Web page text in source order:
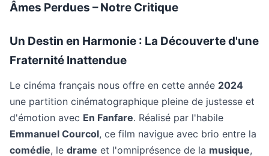
Âmes Perdues – Notre Critique
Un Destin en Harmonie : La Découverte d'une
Fraternité Inattendue
Le cinéma français nous offre en cette année 2024
une partition cinématographique pleine de justesse et
d'émotion avec En Fanfare. Réalisé par l'habile
Emmanuel Courcol, ce film navigue avec brio entre la
comédie, le drame et l'omniprésence de la musique,